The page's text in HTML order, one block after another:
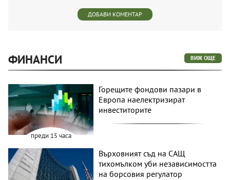
ДОБАВИ КОМЕНТАР
ФИНАНСИ ВИЖ ОЩЕ
преди 15 часа
Горещите фондови пазари в
Европа наелектризират
инвеститорите
Върховният съд на САЩ
тихомълком уби независимостта
на борсовия регулатор